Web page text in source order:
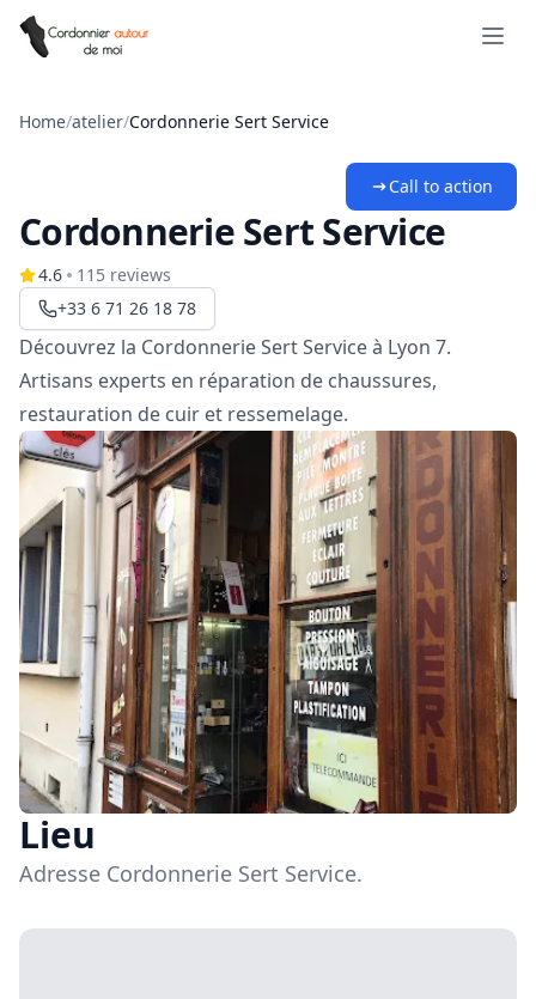
Open
Home/atelier/Cordonnerie Sert Service
Call to action
Cordonnerie Sert Service
4.6 115 reviews
+33 6 71 26 18 78
Découvrez la Cordonnerie Sert Service à Lyon 7.
Artisans experts en réparation de chaussures,
restauration de cuir et ressemelage.
Lieu
Adresse Cordonnerie Sert Service.